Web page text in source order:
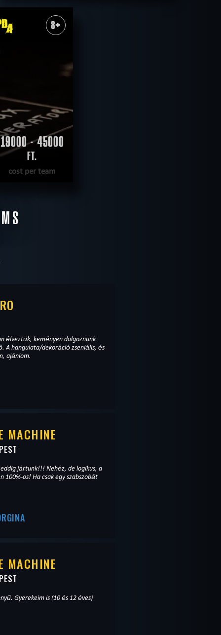
WANT TO ESCAPE
8+
19000 - 45000
FT.
cost per team
COMPLETED
élveztük, keményen dolgoznunk
A hangulata/dekoráció zseniális, és
ajánlom.
MACHINE
jártunk!!! Nehéz, de logikus, a
os! Ha csak egy szabszobát
MACHINE
Gyerekeim is (10 és 12 éves)